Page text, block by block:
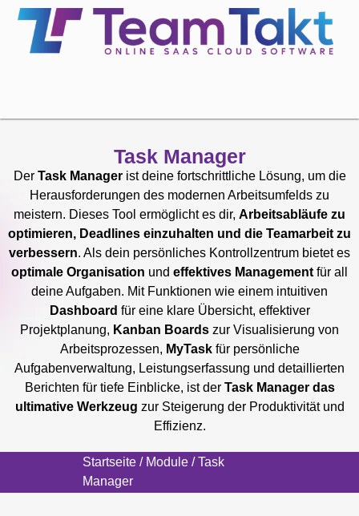
Task Manager
Der Task Managerist deine fortschrittliche Lösung, um die
Herausforderungen des modernen Arbeitsumfelds zu
meistern. Dieses Tool ermöglicht es dir, Arbeitsabläufe zu
optimieren, Deadlines einzuhalten und die Teamarbeit zu
verbessern. Als dein persönliches Kontrollzentrum bietet es
optimale Organisation und effektives Managementfür all
deine Aufgaben. Mit Funktionen wie einem intuitiven
Dashboard für eine klare Übersicht, effektiver
Projektplanung, Kanban Boards zur Visualisierung von
Arbeitsprozessen, MyTaskfür persönliche
Aufgabenverwaltung, Leistungserfassung und detaillierten
Berichten für tiefe Einblicke, ist der Task Manager das
ultimative Werkzeug zur Steigerung der Produktivität und
Effizienz.
Startseite / Module / Task
Manager